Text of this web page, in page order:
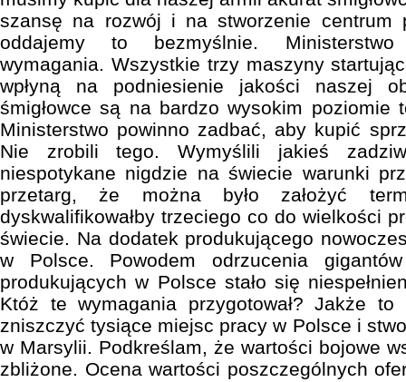
szansę na rozwój i na stworzenie
oddajemy to bezmyślnie. Ministerstwo
wymagania. Wszystkie trzy maszyny
wpłyną na podniesienie jakości naszej
śmigłowce są na bardzo wysokim poziomie
Ministerstwo powinno zadbać, aby kupić
Nie zrobili tego. Wymyślili jakieś
niespotykane nigdzie na świecie warunki
przetarg, że można było założyć
dyskwalifikowałby trzeciego co do wielkości
świecie. Na dodatek produkującego
w Polsce. Powodem odrzucenia gigantów
produkujących w Polsce stało się
Któż te wymagania przygotował? Jakże
zniszczyć tysiące miejsc pracy w Polsce i
w Marsylii. Podkreślam, że wartości bojowe
zbliżone. Ocena wartości poszczególnych